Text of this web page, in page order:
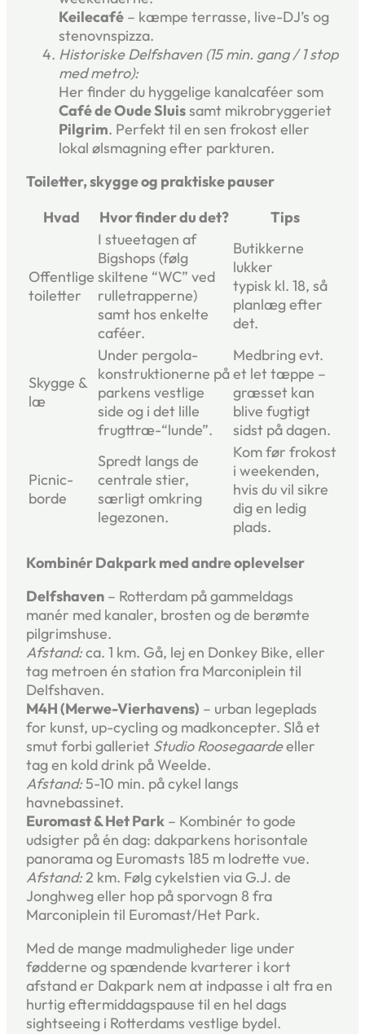
Keilecafé – kæmpe terrasse, live-DJ’s og
stenovnspizza.
Historiske Delfshaven (15 min. gang / 1 stop
med metro):
Her finder du hyggelige kanalcaféer som
Café de Oude Sluissamt mikrobryggeriet
Pilgrim. Perfekt til en sen frokost eller
lokal ølsmagning efter parkturen.
Toiletter, skygge og praktiske pauser
Hvad
Hvor finder du det? Tips
Offentlige
toiletter
I stueetagen af
Bigshops (følg
skiltene “WC” ved
rulletrapperne)
samt hos enkelte
caféer.
Butikkerne
lukker
typisk kl. 18, så
planlæg efter
det.
Skygge &
læ
Under pergola-
konstruktionerne på
parkens vestlige
side og i det lille
frugttræ-“lunde”.
Medbring evt.
et let tæppe –
græsset kan
blive fugtigt
sidst på dagen.
Picnic-
borde
Spredt langs de
centrale stier,
særligt omkring
legezonen.
Kom før frokost
i weekenden,
hvis du vil sikre
dig en ledig
plads.
Kombinér Dakpark med andre oplevelser
Delfshaven – Rotterdam på gammeldags
manér med kanaler, brosten og de berømte
pilgrimshuse.
Afstand:ca. 1 km. Gå, lej en Donkey Bike, eller
tag metroen én station fra Marconiplein til
Delfshaven.
M4H (Merwe-Vierhavens) – urban legeplads
for kunst, up-cycling og madkoncepter. Slå et
smut forbi galleriet Studio Roosegaardeeller
tag en kold drink på Weelde.
Afstand:5-10 min. på cykel langs
havnebassinet.
Euromast & Het Park – Kombinér to gode
udsigter på én dag: dakparkens horisontale
panorama og Euromasts 185 m lodrette vue.
Afstand:2 km. Følg cykelstien via G.J. de
Jonghweg eller hop på sporvogn 8 fra
Marconiplein til Euromast/Het Park.
Med de mange madmuligheder lige under
fødderne og spændende kvarterer i kort
afstand er Dakpark nem at indpasse i alt fra en
hurtig eftermiddagspause til en hel dags
sightseeing i Rotterdams vestlige bydel.